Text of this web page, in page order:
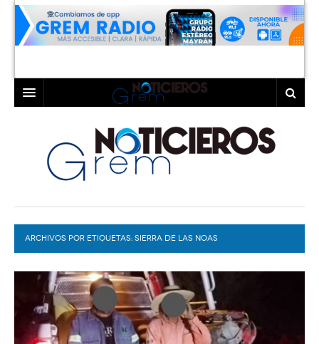
LAGUNA
TORREÓN
GÓMEZ PALACIO
LERDO
COAHUILA
DURANGO
DEPORTES
EXA
EL EXACTO
GLOBO
COLABORADORES
PC29
ACTUALIDADES GREM
ARCHIVOS POR ETIQUETAS: SIERRA DE LAS NOAS